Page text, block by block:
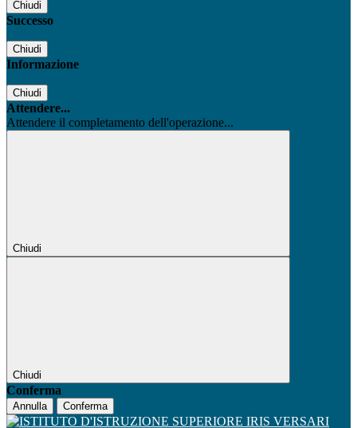
Chiudi
Successo
Chiudi
Informazione
Chiudi
Attendere...
Attendere il completamento dell'operazione...
Chiudi
Chiudi
Conferma
Annulla Conferma